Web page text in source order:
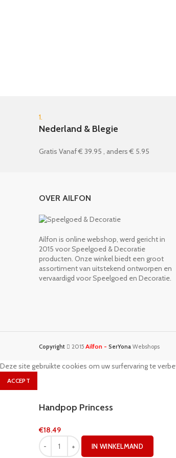
1.
Nederland & Blegie
Gratis Vanaf € 39.95 , anders € 5.95
OVER AILFON
Ailfon is online webshop, werd gericht in
2015 voor Speelgoed & Decoratie
producten. Onze winkel biedt een groot
assortiment van uitstekend ontworpen en
vervaardigd voor Speelgoed en Decoratie.
Copyright 2015 Ailfon - SerYona Webshops
Deze site gebruikte cookies om uw surfervaring te
ACCEPT
Handpop Princess
€18.49
IN WINKELMAND